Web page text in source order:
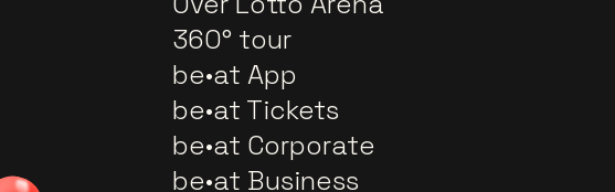
360° tour
be•at App
be•at Tickets
be•at Corporate
be•at Business